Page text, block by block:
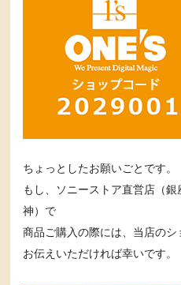
ちょっとしたお願いごとです。
もし、ソニーストア直営店（
神）で
商品ご購入の際には、当店の
お伝えいただければ幸いです。